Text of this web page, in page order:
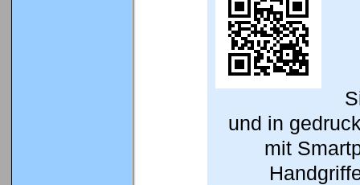
und in
mit